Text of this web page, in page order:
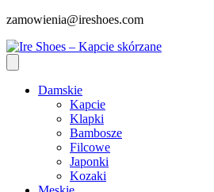
zamowienia@ireshoes.com
Damskie
Kapcie
Klapki
Bambosze
Filcowe
Japonki
Kozaki